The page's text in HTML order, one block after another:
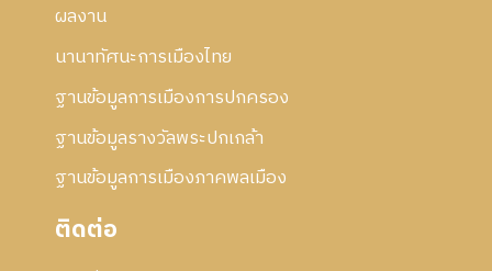
ผลงาน
นานาทัศนะการเมืองไทย
ฐานข้อมูลการเมืองการปกครอง
ฐานข้อมูลรางวัลพระปกเกล้า
ฐานข้อมูลการเมืองภาคพลเมือง
ติดต่อ